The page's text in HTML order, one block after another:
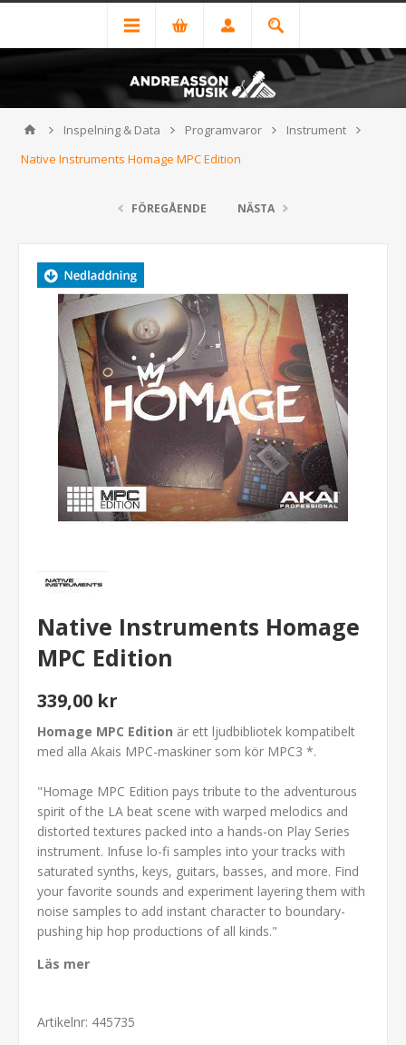
Inspelning & Data Programvaror
Instrument
Native Instruments Homage MPC Edition
FÖREGÅENDE NÄSTA
Native Instruments Homage
MPC Edition
339,00 kr
Homage MPC Edition är ett ljudbibliotek kompatibelt
med alla Akais MPC-maskiner som kör MPC3 *.
"Homage MPC Edition pays tribute to the adventurous
spirit of the LA beat scene with warped melodics and
distorted textures packed into a hands-on Play Series
instrument. Infuse lo-fi samples into your tracks with
saturated synths, keys, guitars, basses, and more. Find
your favorite sounds and experiment layering them with
noise samples to add instant character to boundary-
pushing hip hop productions of all kinds."
Läs mer
Artikelnr: 445735